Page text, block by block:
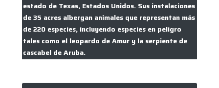
estado de Texas, Estados Unidos. Sus instalaciones
de 35 acres albergan animales que representan más
de 220 especies, incluyendo especies en peligro
tales como el leopardo de Amur y la serpiente de
cascabel de Aruba.